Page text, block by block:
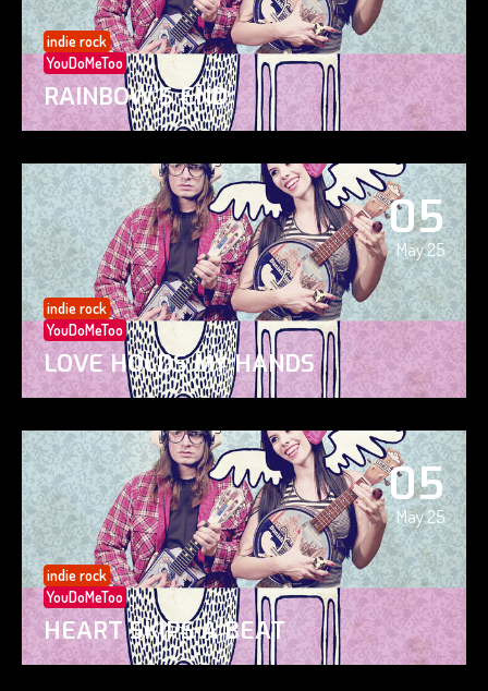
indie rock
YouDoMeToo
RAINBOW’S END
05
May 25
indie rock
YouDoMeToo
LOVE HOLDS MY HANDS
05
May 25
indie rock
YouDoMeToo
HEART SKIPS A BEAT